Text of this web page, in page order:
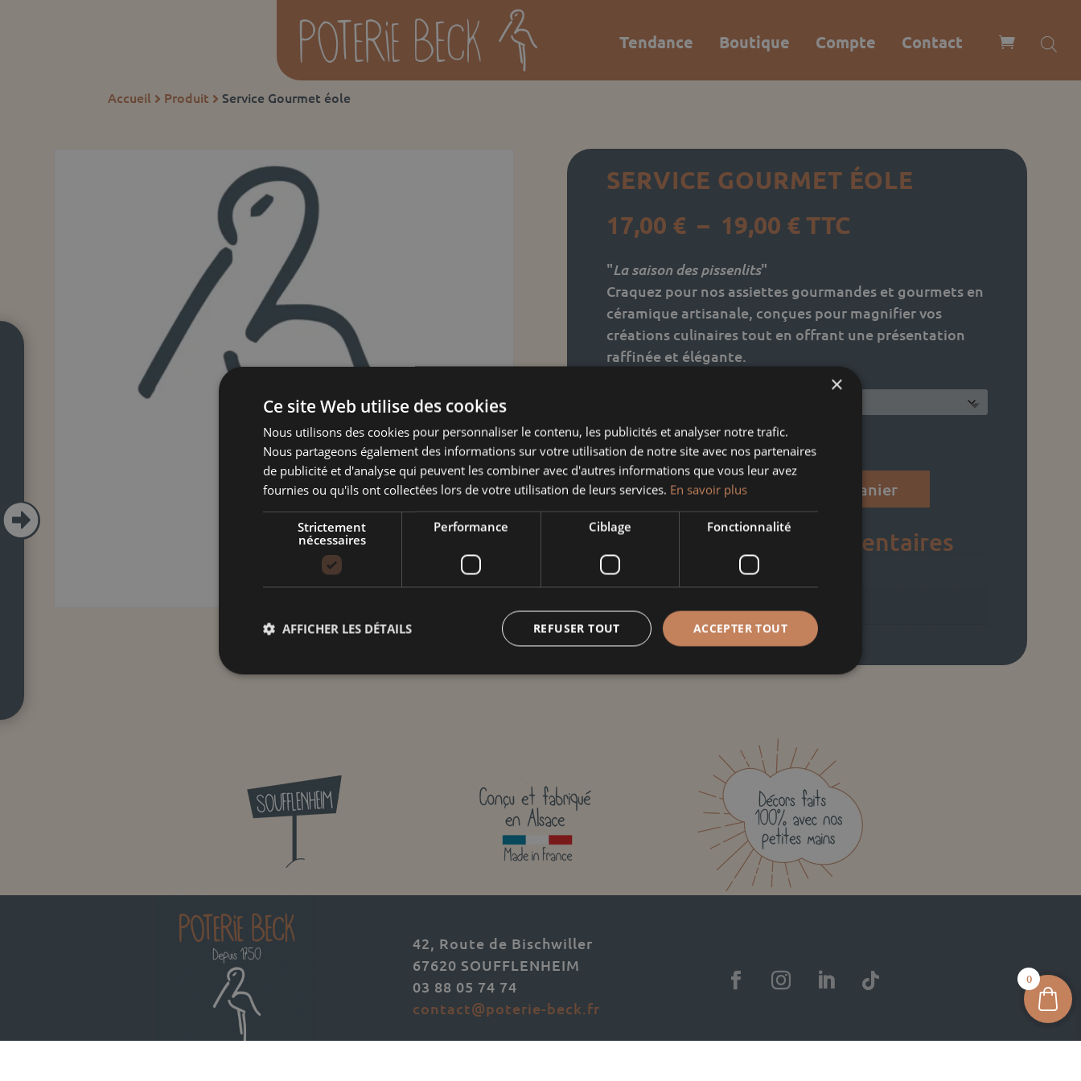

Tendance Boutique Compte Contact
Accueil  Produit  Service Gourmet éole
SERVICE GOURMET ÉOLE
17,00 € – 19,00 €Plage
17,00 €
à
19,00 €
TTC
"La saison des pissenlits"
Craquez pour nos assiettes gourmandes et gourmets en
céramique artisanale, conçues pour magnifier vos
créations culinaires tout en offrant une présentation
raffinée et élégante.
quantité
Ajouter au panier
Informations complémentaires
Poids ND
Dimensions ND
42, Route de Bischwiller
67620 SOUFFLENHEIM
03 88 05 74 74
contact@poterie-beck.fr
0
×
Ce site Web utilise des cookies
Nous utilisons des cookies pour personnaliser le contenu, les publicités et analyser notre trafic.
Nous partageons également des informations sur votre utilisation de notre site avec nos partenaires
de publicité et d'analyse qui peuvent les combiner avec d'autres informations que vous leur avez
fournies ou qu'ils ont collectées lors de votre utilisation de leurs services. En savoir plus
Strictement
nécessaires
Performance Ciblage Fonctionnalité
ACCEPTER TOUT
REFUSER TOUT
AFFICHER LES DÉTAILS